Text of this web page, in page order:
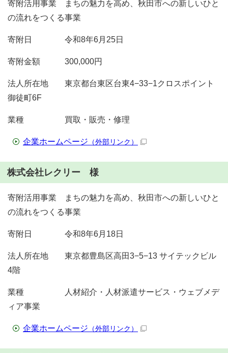
寄附活用事業 まちの魅力を高め、秋田市への新しいひと
の流れをつくる事業
寄附日 令和8年6月25日
寄附金額 300,000円
法人所在地 東京都台東区台東4−33−1クロスポイント
御徒町6F
業種 買取・販売・修理
企業ホームページ （外部リンク）
株式会社レクリー 様
寄附活用事業 まちの魅力を高め、秋田市への新しいひと
の流れをつくる事業
寄附日 令和8年6月18日
法人所在地 東京都豊島区高田3−5−13 サイテックビル
4階
業種 人材紹介・人材派遣サービス・ウェブメデ
ィア事業
企業ホームページ （外部リンク）